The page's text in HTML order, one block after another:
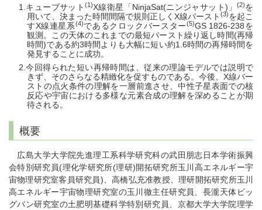
キューブサット (1)X線衛星「NinjaSat(ニンジャサット)」 (2)を
用いて、決まった時間間隔で規則正しくX線バースト (3)を起こ
すX線連星系(4)であるクロックバースター(5)GS 1826-238を
観測。この天体のこれまでの最短バースト繰り返し時間(再帰
時間)である約3時間よりも大幅に短い約1.6時間の再帰時間を
発見することに成功。
今回得られた短い再帰時間は、従来の理論モデルでは説明で
きず、そのさらなる精緻化を促すものである。今後、X線バー
ストの点火条件の理解を一層前進させ、中性子星表面での核
反応や宇宙における多様な元素合成の理解を深めることが期
待される。
概要
広島大学大学院先進理工系科学研究科の武田朋志日本学術振興
会特別研究員(理化学研究所(理研)開拓研究所玉川高エネルギー宇
宙物理研究室客員研究員)、高橋弘充准教授、理研開拓研究所玉川
高エネルギー宇宙物理研究室の玉川徹主任研究員、長瀧天体ビッ
グバン研究室の土肥明基礎科学特別研究員、京都大学大学院理学